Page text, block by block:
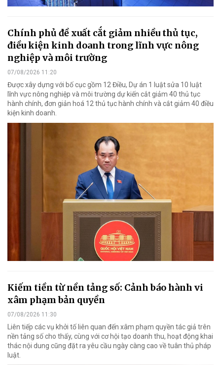
Chính phủ đề xuất cắt giảm nhiều thủ tục,
điều kiện kinh doanh trong lĩnh vực nông
nghiệp và môi trường
07/08/2026 11:20
Được xây dựng với bố cục gồm 12 Điều, Dự án 1 luật sửa 10 luật
lĩnh vực nông nghiệp và môi trường dự kiến cắt giảm 40 thủ tục
hành chính, đơn giản hoá 12 thủ tục hành chính và cắt giảm 40 điều
kiện kinh doanh.
Kiếm tiền từ nền tảng số: Cảnh báo hành vi
xâm phạm bản quyền
07/08/2026 11:30
Liên tiếp các vụ khởi tố liên quan đến xâm phạm quyền tác giả trên
nền tảng số cho thấy, cùng với cơ hội tạo doanh thu, hoạt động khai
thác nội dung cũng đặt ra yêu cầu ngày càng cao về tuân thủ pháp
luật.